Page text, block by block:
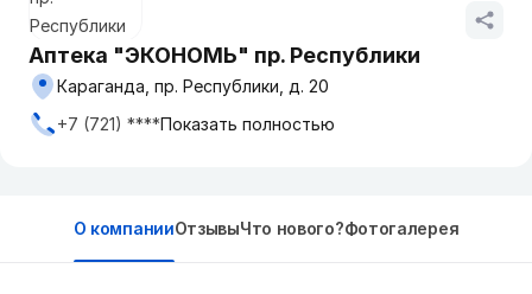
Аптека "ЭКОНОМЬ" пр. Республики
Караганда, пр. Республики, д. 20
+7 (721) ****Показать полностью
О компанииОтзывыЧто нового?Фотогалерея